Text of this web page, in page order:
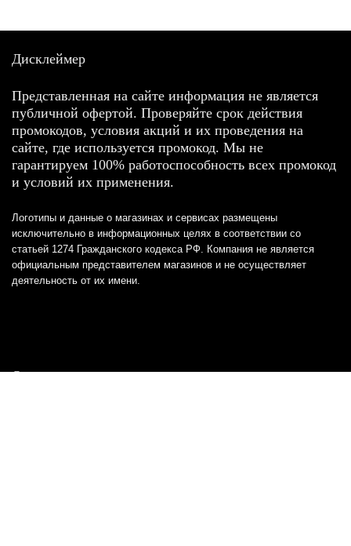
Дисклеймер
Представленная на сайте информация не является
публичной офертой. Проверяйте срок действия
промокодов, условия акций и их проведения на
сайте, где используется промокод. Мы не
гарантируем 100% работоспособность всех промокод
и условий их применения.
Логотипы и данные о магазинах и сервисах размещены
исключительно в информационных целях в соответствии со
статьей 1274 Гражданского кодекса РФ. Компания не является
официальным представителем магазинов и не осуществляет
деятельность от их имени.
Отказ от ответственности